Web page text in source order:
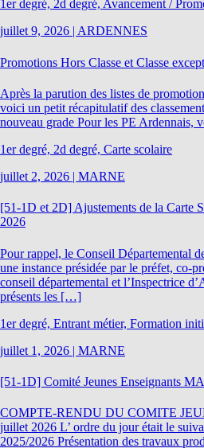
1er degré, 2d degré, Avancement /
juillet 9, 2026 | ARDENNES
Promotions Hors Classe et Classe
Après la parution des listes de
voici un petit récapitulatif des
nouveau grade Pour les PE
1er degré, 2d degré, Carte scolaire
juillet 2, 2026 | MARNE
[51-1D et 2D] Ajustements de la Carte
2026
Pour rappel, le Conseil Départemental
une instance présidée par le préfet, co-
conseil départemental et l’Inspectrice
présents les […]
1er degré, Entrant métier, Formation
juillet 1, 2026 | MARNE
[51-1D] Comité Jeunes Enseignants
COMPTE-RENDU DU COMITE
juillet 2026 L’ ordre du jour était le
2025/2026 Présentation des travaux